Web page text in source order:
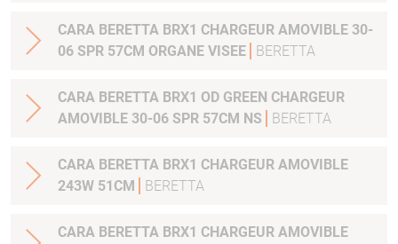
CARA BERETTA BRX1 CHARGEUR AMOVIBLE 30-
06 SPR 57CM ORGANE VISEE
BERETTA
CARA BERETTA BRX1 OD GREEN CHARGEUR
AMOVIBLE 30-06 SPR 57CM NS
BERETTA
CARA BERETTA BRX1 CHARGEUR AMOVIBLE
243W 51CM
BERETTA
CARA BERETTA BRX1 CHARGEUR AMOVIBLE